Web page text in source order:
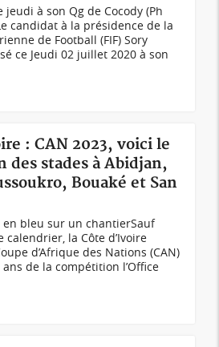
jeudi à son Qg de Cocody (Ph
candidat à la présidence de la
de Football (FIF) Sory
ce Jeudi 02 juillet 2020 à son
: CAN 2023, voici le
des stades à Abidjan,
Bouaké et San
en bleu sur un chantierSauf
calendrier, la Côte d’Ivoire
d’Afrique des Nations (CAN)
de la compétition l’Office